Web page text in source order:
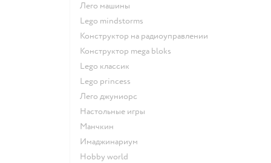
Лего машины
Lego mindstorms
Конструктор на радиоуправлении
Конструктор mega bloks
Lego классик
Lego princess
Лего джуниорс
Настольные игры
Манчкин
Имаджинариум
Hobby world